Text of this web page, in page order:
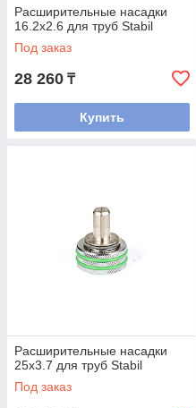
Расширительные насадки
16.2x2.6 для труб Stabil
Под заказ
28 260 ₸
Купить
Расширительные насадки
25x3.7 для труб Stabil
Под заказ